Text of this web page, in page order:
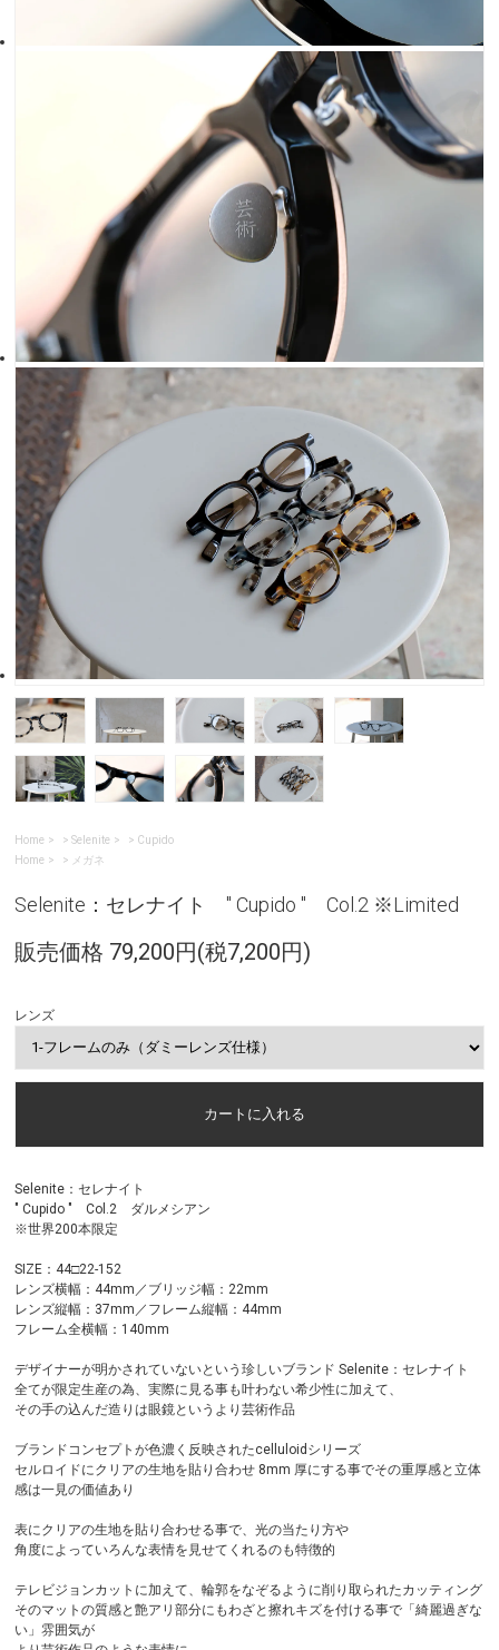
Home >Selenite > Cupido
Home
> メガネ
Selenite：セレナイト " Cupido " Col.2 ※Limited
販売価格 79,200円(税7,200円)
レンズ
Selenite：セレナイト
" Cupido " Col.2 ダルメシアン
※世界200本限定
SIZE：44□22-152
レンズ横幅：44mm／ブリッジ幅：22mm
レンズ縦幅：37mm／フレーム縦幅：44mm
フレーム全横幅：140mm
デザイナーが明かされていないという珍しいブランド Selenite：セレナイト
全てが限定生産の為、実際に見る事も叶わない希少性に加えて、
その手の込んだ造りは眼鏡というより芸術作品
ブランドコンセプトが色濃く反映されたcelluloidシリーズ
セルロイドにクリアの生地を貼り合わせ 8mm 厚にする事でその重厚感と立体
感は一見の価値あり
表にクリアの生地を貼り合わせる事で、光の当たり方や
角度によっていろんな表情を見せてくれるのも特徴的
テレビジョンカットに加えて、輪郭をなぞるように削り取られたカッティング
そのマットの質感と艶アリ部分にもわざと擦れキズを付ける事で「綺麗過ぎな
い」雰囲気が